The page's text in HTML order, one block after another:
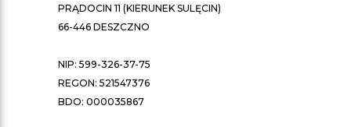
PRĄDOCIN 11 (KIERUNEK SULĘCIN)
66-446 DESZCZNO
NIP: 599-326-37-75
REGON: 521547376
BDO: 000035867